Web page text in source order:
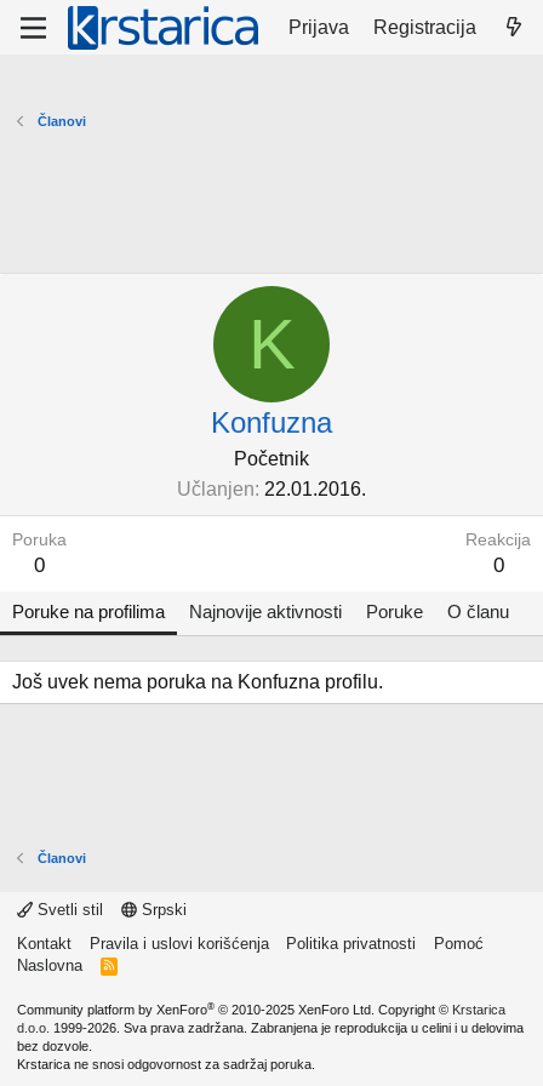
Prijava Registracija
Članovi
K
Konfuzna
Početnik
Učlanjen 22.01.2016.
Poruka
0
Reakcija
0
Poruke na profilima Najnovije aktivnosti Poruke O članu
Još uvek nema poruka na Konfuzna profilu.
Članovi
Svetli stil
Srpski
Kontakt
Pravila i uslovi korišćenja Politika privatnosti
Pomoć
Naslovna
R
Community platform by XenForo® © 2010-2025 XenForo Ltd. Copyright © Krstarica
d.o.o. 1999-2026. Sva prava zadržana. Zabranjena je reprodukcija u celini i u delovima
bez dozvole.
Krstarica ne snosi odgovornost za sadržaj poruka.